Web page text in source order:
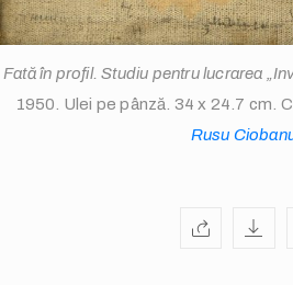
Fată în profil. Studiu pentru lucrarea
1950. Ulei pe pânză. 34 x 24.7 cm.
Rusu